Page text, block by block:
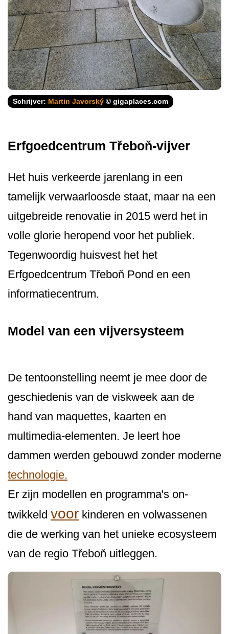
Schrijver: Martin Javorský © gigaplaces.com
Erfgoedcentrum Třeboň-vijver
Het huis verkeerde jarenlang in een
tamelijk verwaarloosde staat, maar na een
uitgebreide renovatie in 2015 werd het in
volle glorie heropend voor het publiek.
Tegenwoordig huisvest het het
Erfgoedcentrum Třeboň Pond en een
informatiecentrum.
Model van een vijversysteem
De tentoonstelling neemt je mee door de
geschiedenis van de viskweek aan de
hand van maquettes, kaarten en
multimedia-elementen. Je leert hoe
dammen werden gebouwd zonder moderne
technologie.
Er zijn modellen en programma's on­
twikkeld voor kinderen en volwassenen
die de werking van het unieke ecosysteem
van de regio Třeboň uitleggen.